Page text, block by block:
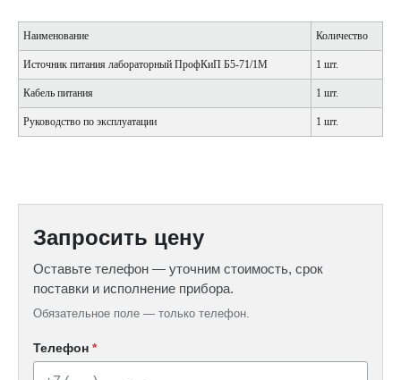
Наименование Количество
Источник питания лабораторный ПрофКиП Б5-71/1М 1 шт.
Кабель питания 1 шт.
Руководство по эксплуатации 1 шт.
Запросить цену
Оставьте телефон — уточним стоимость, срок
поставки и исполнение прибора.
Обязательное поле — только телефон.
Телефон *